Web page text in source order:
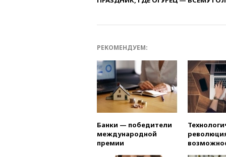
РЕКОМЕНДУЕМ:
Банки — победители
международной
премии